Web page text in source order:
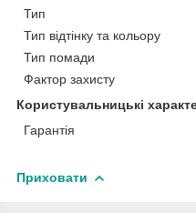
Тип
Тип відтінку та кольору
Тип помади
Фактор захисту
Користувальницькі
Гарантія
Приховати